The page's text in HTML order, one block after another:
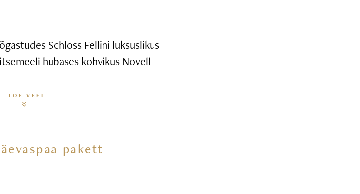
Schloss Fellini luksuslikus
hubases kohvikus Novell
LOE VEEL
pakett